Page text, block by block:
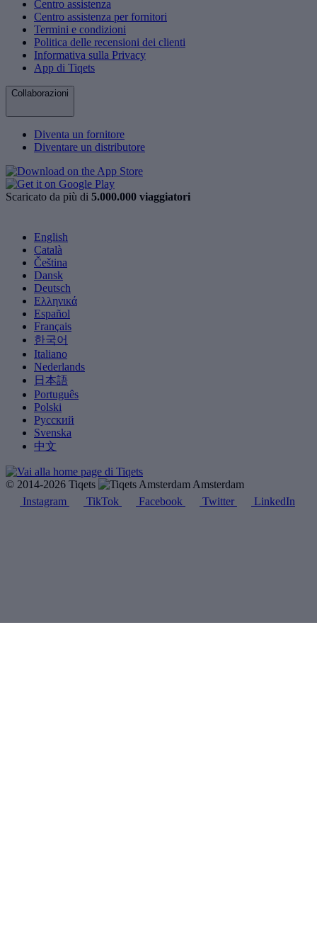
Centro assistenza
Centro assistenza per fornitori
Termini e condizioni
Politica delle recensioni dei clienti
Informativa sulla Privacy
App di Tiqets
Collaborazioni
Diventa un fornitore
Diventare un distributore
Scaricato da più di 5.000.000 viaggiatori
English
Català
Čeština
Dansk
Deutsch
Ελληνικά
Español
Français
한국어
Italiano
Nederlands
日本語
Português
Polski
Русский
Svenska
中文
© 2014-2026 Tiqets
Amsterdam
Instagram
TikTok Facebook Twitter LinkedIn